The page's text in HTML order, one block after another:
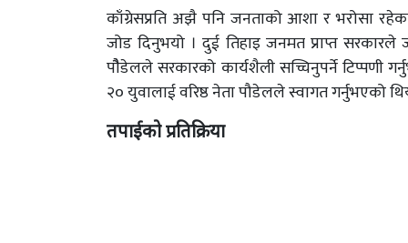
काँग्रेसप्रति अझै पनि जनताको आशा र भरोसा
जोड दिनुभयो । दुई तिहाइ जनमत प्राप्त
पौैडेलले सरकारको कार्यशैली सच्चिनुपर्ने टिप्पणी
२० युवालाई वरिष्ठ नेता पौडेलले स्वागत गर्नुभएको
तपाईको प्रतिक्रिया